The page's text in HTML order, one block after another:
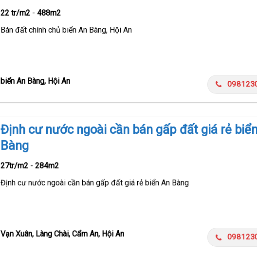
22 tr/m2 -488m2
Bán đất chính chủ biển An Bàng, Hội An
biển An Bàng, Hội An
Định cư nước ngoài cần bán gấp đất giá rẻ
Bàng
27tr/m2 -284m2
Định cư nước ngoài cần bán gấp đất giá rẻ biển An Bàng
Vạn Xuân, Làng Chài, Cẩm An, Hội An